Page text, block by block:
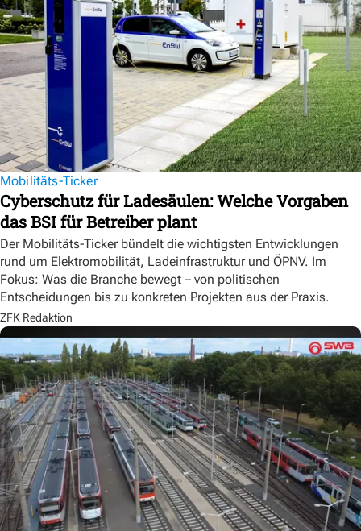
Mobilitäts-Ticker
Cyberschutz für Ladesäulen: Welche Vorgaben
das BSI für Betreiber plant
Der Mobilitäts-Ticker bündelt die wichtigsten Entwicklungen
rund um Elektromobilität, Ladeinfrastruktur und ÖPNV. Im
Fokus: Was die Branche bewegt – von politischen
Entscheidungen bis zu konkreten Projekten aus der Praxis.
ZFK Redaktion